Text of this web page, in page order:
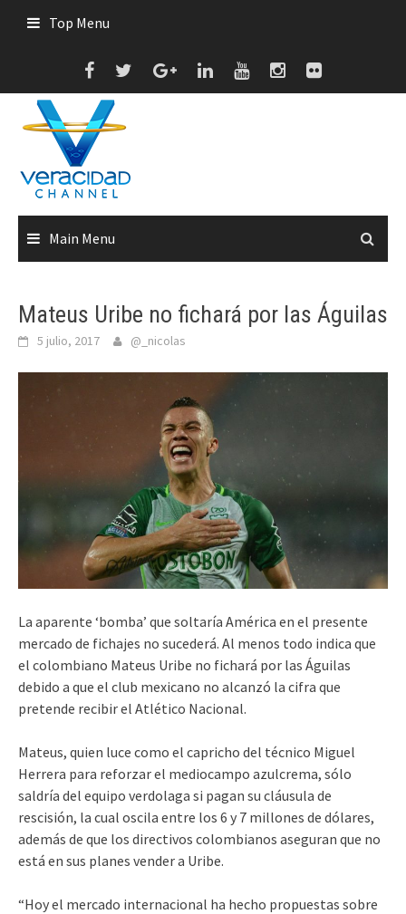
Top Menu
Main Menu
Mateus Uribe no fichará por las Águilas
5 julio, 2017 @_nicolas
La aparente ‘bomba’ que soltaría América en el presente
mercado de fichajes no sucederá. Al menos todo indica que
el colombiano Mateus Uribe no fichará por las Águilas
debido a que el club mexicano no alcanzó la cifra que
pretende recibir el Atlético Nacional.
Mateus, quien luce como el capricho del técnico Miguel
Herrera para reforzar el mediocampo azulcrema, sólo
saldría del equipo verdolaga si pagan su cláusula de
rescisión, la cual oscila entre los 6 y 7 millones de dólares,
además de que los directivos colombianos aseguran que no
está en sus planes vender a Uribe.
“Hoy el mercado internacional ha hecho propuestas sobre